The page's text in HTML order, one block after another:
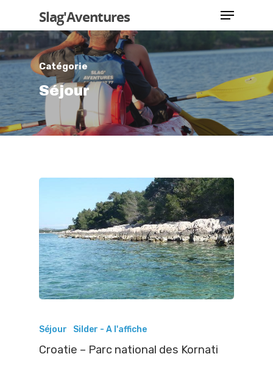
Hit enter to search or ESC to close
Slag'Aventures
Catégorie
Séjour
Séjour Silder - A l'affiche
Croatie – Parc national des Kornati